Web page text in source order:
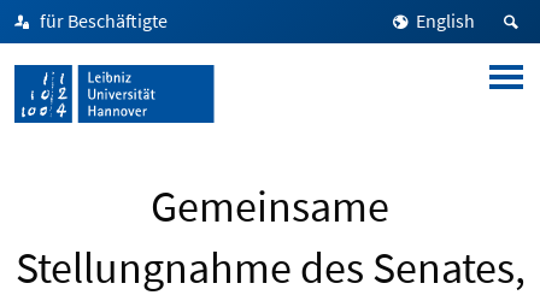
für Beschäftigte English
Gemeinsame
Stellungnahme des Senates,